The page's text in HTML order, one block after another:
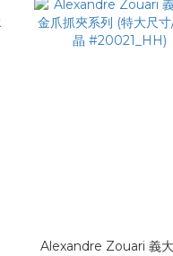
Alexandre Zouari 義